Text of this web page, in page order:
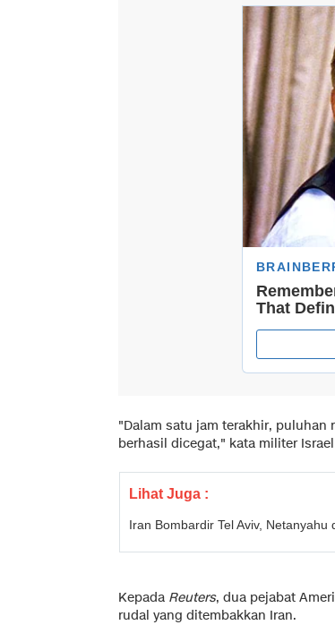
"Dalam satu jam terakhir, puluhan
berhasil dicegat," kata militer
Lihat Juga :
Iran Bombardir Tel Aviv,
Kepada Reuters, dua pejabat
rudal yang ditembakkan Iran.